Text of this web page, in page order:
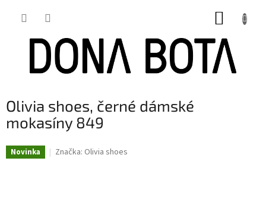
Olivia shoes, černé dámské
mokasíny 849
Novinka Značka: Olivia shoes